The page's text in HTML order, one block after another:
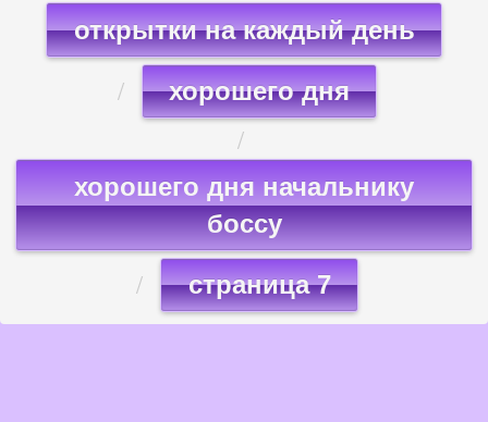
открытки на каждый день
хорошего дня
хорошего дня начальнику
боссу
страница 7